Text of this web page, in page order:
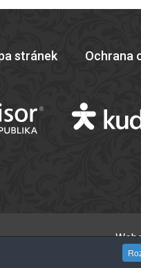
stránek Ochrana